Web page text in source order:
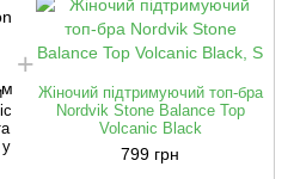
Жіночий підтримуючий топ-бра
Nordvik Stone Balance Top
Volcanic Black
799 грн